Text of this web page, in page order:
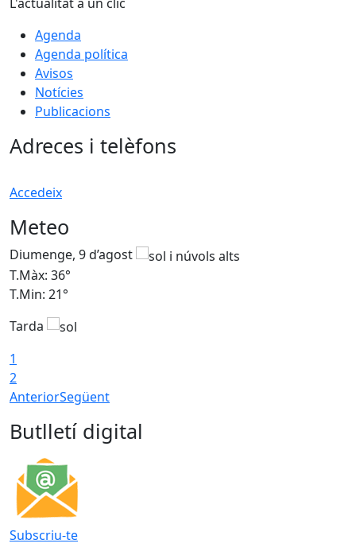
Agenda
Agenda política
Avisos
Notícies
Publicacions
Adreces i telèfons
Accedeix
Meteo
Diumenge, 9 d’agost
T.Màx: 36°
T.Min: 21°
Tarda
1
2
AnteriorSegüent
Butlletí digital
Subscriu-te